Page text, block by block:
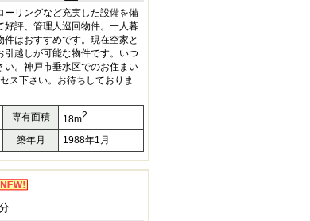
ーリングなど充実した設備を備
好評、管理人巡回物件。一人暮
はおすすめです。現在空家と
越しが可能な物件です。いつ
い。神戸市垂水区でのお住まい
ス下さい。お待ちしておりま
専有面積 18m2
築年月 1988年1月